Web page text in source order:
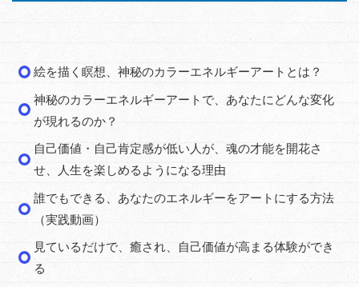
絵を描く瞑想、神秘のカラーエネルギーアートとは？
神秘のカラーエネルギーアートで、あなたにどんな変化
が現れるのか？
自己価値・自己肯定感が低い人が、魂の才能を開花さ
せ、人生を楽しめるようになる理由
誰でもできる、あなたのエネルギーをアートにする方法
（実践動画）
見ているだけで、癒され、自己価値が高まる体験ができ
る